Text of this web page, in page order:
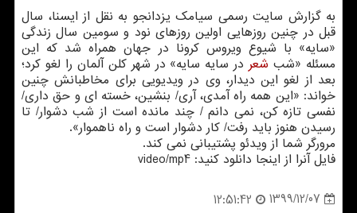
به گزارش سایت رسمی سیامک یزدانجو به نقل از ایسنا، سال
قبل در چنین روزهایی اولین روزهای نود و سومین سال زندگی
«سایه» با شیوع ویروس کرونا در جهان همراه شد که این
مسئله «شب شعردر سایه سایه» در شهر کلن آلمان را لغو کرد؛
بعد از لغو این دیدار، وی در ویدیویی برای مخاطبانش چنین
خواند: «این همه راه آمدی، آری/ بنشین، خسته ای و حق داری/
نفسی تازه کن، نمی دانم / چند مانده است از شب دشوار/ تا
رسیدن هنوز باید رفت/ کار دشوار است و راه ناهموار».
مرورگر شما از ویدئو پشتیبانی نمی کند.
فایل آنرا از اینجا دانلود کنید: video/mp4
1399/12/07
12:51:42